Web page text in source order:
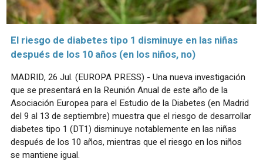
El riesgo de diabetes tipo 1 disminuye en las niñas
después de los 10 años (en los niños, no)
MADRID, 26 Jul. (EUROPA PRESS) - Una nueva investigación
que se presentará en la Reunión Anual de este año de la
Asociación Europea para el Estudio de la Diabetes (en Madrid
del 9 al 13 de septiembre) muestra que el riesgo de desarrollar
diabetes tipo 1 (DT1) disminuye notablemente en las niñas
después de los 10 años, mientras que el riesgo en los niños
se mantiene igual.